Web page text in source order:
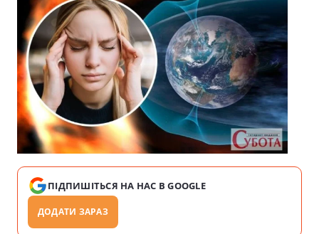
ПІДПИШІТЬСЯ НА НАС В GOOGLE
ДОДАТИ ЗАРАЗ